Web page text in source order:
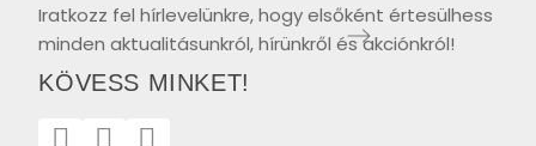
Iratkozz fel hírlevelünkre, hogy elsőként értesülhess
minden aktualitásunkról, hírünkről és akciónkról!
KÖVESS MINKET!